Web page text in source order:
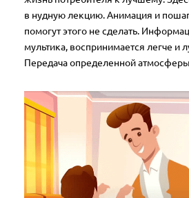
в нудную лекцию. Анимация и
помогут этого не сделать.
мультика, воспринимается легче и
Передача определенной атмосферы.